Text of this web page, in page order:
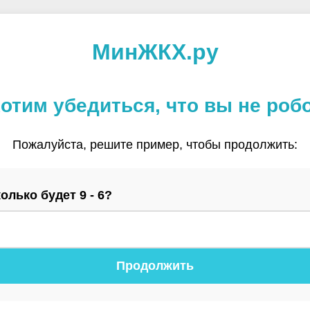
МинЖКХ.ру
убедиться, что вы не
Пожалуйста, решите пример, чтобы продолжить:
будет 9 - 6?
Продолжить